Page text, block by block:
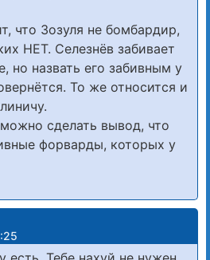
что Зозуля не бомбардир,
НЕТ. Селезнёв забивает
но назвать его забивным у
То же относится и
сделать вывод, что
форварды, которых у